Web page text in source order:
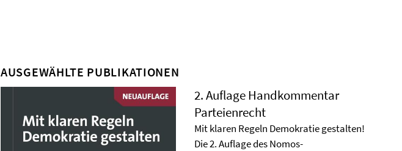
AUSGEWÄHLTE PUBLIKATIONEN
2. Auflage Handkommentar
Parteienrecht
Mit klaren Regeln Demokratie gestalten!
Die 2. Auflage des Nomos-